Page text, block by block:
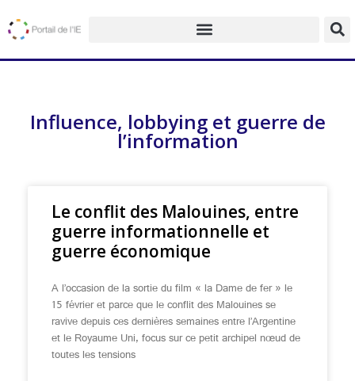
Influence, lobbying et guerre de
l’information
Le conflit des Malouines, entre
guerre informationnelle et
guerre économique
A l’occasion de la sortie du film « la Dame de fer » le
15 février et parce que le conflit des Malouines se
ravive depuis ces dernières semaines entre l’Argentine
et le Royaume Uni, focus sur ce petit archipel nœud de
toutes les tensions